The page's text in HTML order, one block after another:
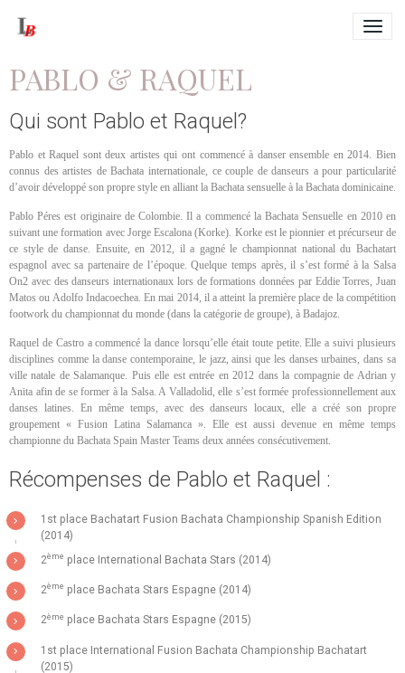
PABLO & RAQUEL
Qui sont Pablo et Raquel?
Pablo et Raquel sont deux artistes qui ont commencé à danser ensemble en 2014. Bien
connus des artistes de Bachata internationale, ce couple de danseurs a pour particularité
d’avoir développé son propre style en alliant la Bachata sensuelle à la Bachata dominicaine.
Pablo Péres est originaire de Colombie. Il a commencé la Bachata Sensuelle en 2010 en
suivant une formation avec Jorge Escalona (Korke). Korke est le pionnier et précurseur de
ce style de danse. Ensuite, en 2012, il a gagné le championnat national du Bachatart
espagnol avec sa partenaire de l’époque. Quelque temps après, il s’est formé à la Salsa
On2 avec des danseurs internationaux lors de formations données par Eddie Torres, Juan
Matos ou Adolfo Indacoechea. En mai 2014, il a atteint la première place de la compétition
footwork du championnat du monde (dans la catégorie de groupe), à Badajoz.
Raquel de Castro a commencé la dance lorsqu’elle était toute petite. Elle a suivi plusieurs
disciplines comme la danse contemporaine, le jazz, ainsi que les danses urbaines, dans sa
ville natale de Salamanque. Puis elle est entrée en 2012 dans la compagnie de Adrian y
Anita afin de se former à la Salsa. A Valladolid, elle s’est formée professionnellement aux
danses latines. En même temps, avec des danseurs locaux, elle a créé son propre
groupement « Fusion Latina Salamanca ». Elle est aussi devenue en même temps
championne du Bachata Spain Master Teams deux années consécutivement.
Récompenses de Pablo et Raquel :
1st place Bachatart Fusion Bachata Championship Spanish Edition
(2014)
2ème place International Bachata Stars (2014)
2ème place Bachata Stars Espagne (2014)
2ème place Bachata Stars Espagne (2015)
1st place International Fusion Bachata Championship Bachatart
(2015)